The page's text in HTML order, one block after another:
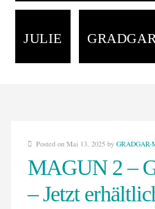
JULIE
Posted on Mai 13, 2025 by GRADGAR-
MAGUN 2 –
– Jetzt